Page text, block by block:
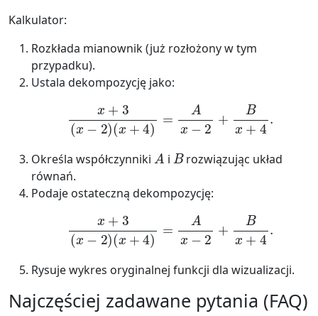
Kalkulator:
Rozkłada mianownik (już rozłożony w tym
przypadku).
Ustala dekompozycję jako:
+3 x − x− 4.
Określa współczynniki
A
i
B
rozwiązując układ
równań.
Podaje ostateczną dekompozycję:
+3 x − x− 4.
Rysuje wykres oryginalnej funkcji dla wizualizacji.
Najczęściej zadawane pytania (FAQ)